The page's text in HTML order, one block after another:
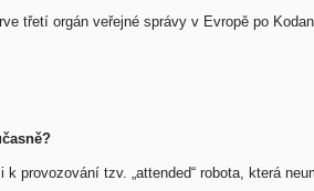
třetí orgán veřejné správy v Evropě po
provozování tzv. „attended“ robota, která